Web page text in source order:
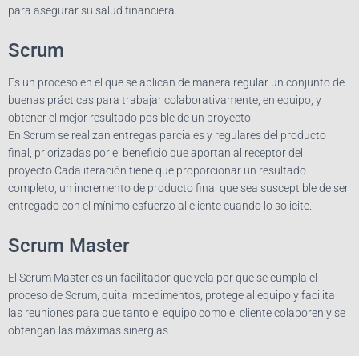
para asegurar su salud financiera.
Scrum
Es un proceso en el que se aplican de manera regular un conjunto de
buenas prácticas para trabajar colaborativamente, en equipo, y
obtener el mejor resultado posible de un proyecto.
En Scrum se realizan entregas parciales y regulares del producto
final, priorizadas por el beneficio que aportan al receptor del
proyecto.Cada iteración tiene que proporcionar un resultado
completo, un incremento de producto final que sea susceptible de ser
entregado con el mínimo esfuerzo al cliente cuando lo solicite.
Scrum Master
El Scrum Master es un facilitador que vela por que se cumpla el
proceso de Scrum, quita impedimentos, protege al equipo y facilita
las reuniones para que tanto el equipo como el cliente colaboren y se
obtengan las máximas sinergias.